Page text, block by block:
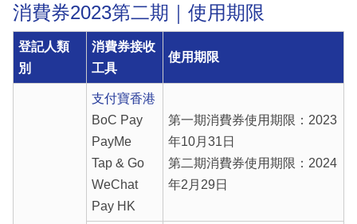
消費券2023第二期｜使用期限
登記人類
別
消費券接收
工具
使用期限
支付寶香港
BoC Pay
PayMe
Tap & Go
WeChat
Pay HK
第一期消費券使用期限：2023
年10月31日
第二期消費券使用期限：2024
年2月29日